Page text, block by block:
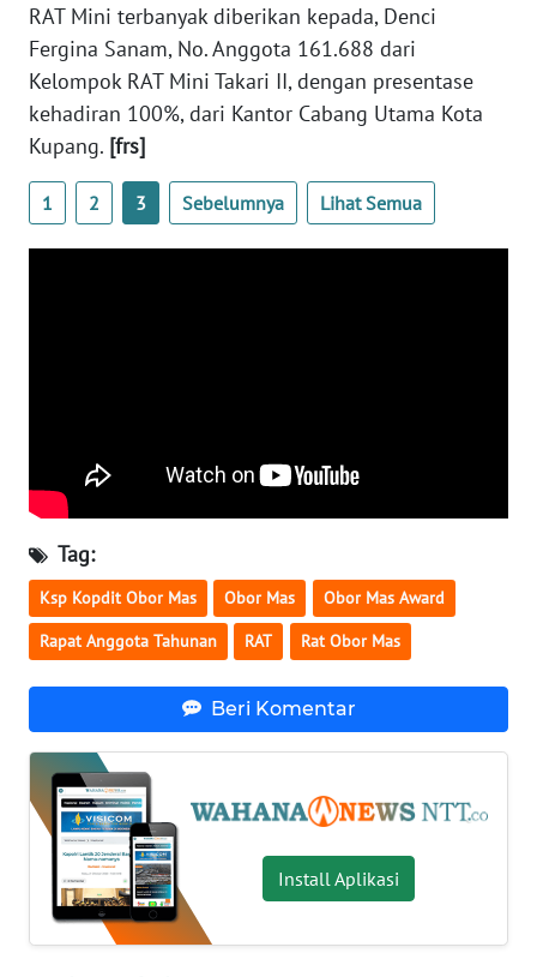
RAT Mini terbanyak diberikan kepada, Denci
Fergina Sanam, No. Anggota 161.688 dari
Kelompok RAT Mini Takari II, dengan presentase
kehadiran 100%, dari Kantor Cabang Utama Kota
Kupang. [frs]
1 2 3 Sebelumnya Lihat Semua
Tag:
Ksp Kopdit Obor Mas Obor Mas Obor Mas Award
Rapat Anggota Tahunan RAT Rat Obor Mas
Beri Komentar
Install Aplikasi
WN
SUMUT
WN
JAKARTA
WN
KEPRI
WN
PAPUA
WN
PAPUA
WN
RIAU
WN
SERAMBI
WN